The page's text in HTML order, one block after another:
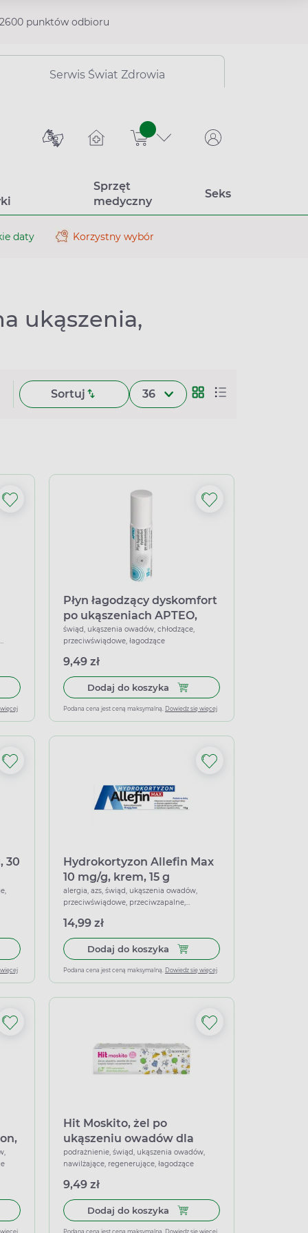
2600 punktów odbioru
Serwis Świat Zdrowia
sztuk
Sprzęt
medyczny
Seks
daty Korzystny wybór
ukąszenia,
Sortuj 36
miękkich
do koszyka Fenistil 0,1%, żel, 30 g (import równoległy Delfarma)
Płyn łagodzący dyskomfort
po ukąszeniach APTEO,
roll-on, 10 ml
świąd, ukąszenia owadów, chłodzące,
przeciwświądowe, łagodzące
9,49 zł
Dodaj do koszyka Dodaj do koszyka Płyn
Podana cena jest ceną maksymalną. Dowiedz się więcej
30 sztuk
30
do koszyka Allertec Foxill żel 1 mg/g, 30 g
Hydrokortyzon Allefin Max
10 mg/g, krem, 15 g
alergia, azs, świąd, ukąszenia owadów,
przeciwświądowe, przeciwzapalne,
14,99 zł
Dodaj do koszyka Dodaj do koszyka
Podana cena jest ceną maksymalną. Dowiedz się więcej
40 g
do koszyka Hit moskito, płyn po ukąszeniu owadów, roll on, 10 ml
Hit Moskito, żel po
ukąszeniu owadów dla
dzieci, 15 ml
podrażnienie, świąd, ukąszenia owadów,
nawilżające, regenerujące, łagodzące
9,49 zł
Dodaj do koszyka Dodaj do koszyka Hit
Podana cena jest ceną maksymalną. Dowiedz się więcej